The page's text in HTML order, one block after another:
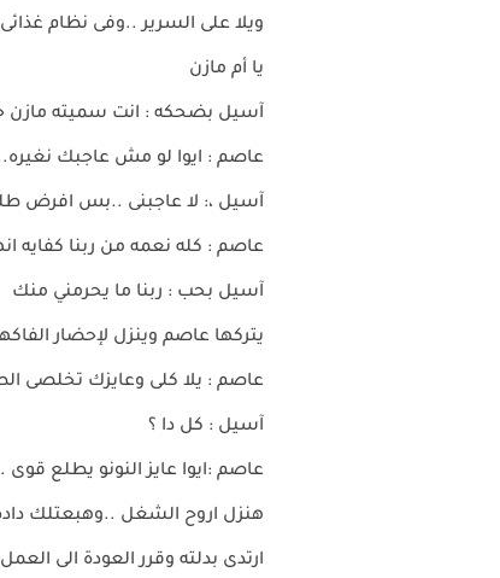
ويلا على السرير ..وفى نظام
يا أم مازن
آسيل بضحكه : انت سميته مازن
عاصم : ايوا لو مش عاجبك
آسيل ،: لا عاجبنى ..بس افرض
عاصم : كله نعمه من ربنا كفايه
آسيل بحب : ربنا ما يحرمني منك
يتركها عاصم وينزل لإحضار
عاصم : يلا كلى وعايزك تخلصى
آسيل : كل دا ؟
عاصم :ايوا عايز النونو يطلع قوى
هنزل اروح الشغل ..وهبعتلك
ارتدى بدلته وقرر العودة الى